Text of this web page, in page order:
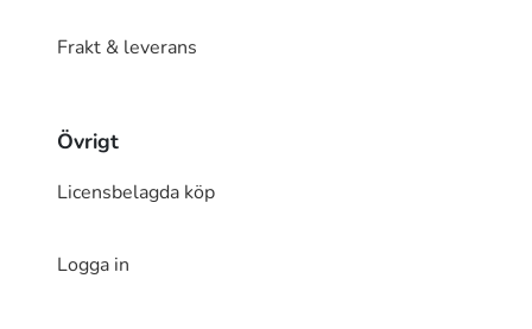
Frakt & leverans
Övrigt
Licensbelagda köp
Logga in